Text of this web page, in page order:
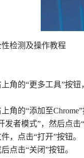
检测及操作教程
角的“更多工具”按钮
角的“添加至Chrome”
发者模式”，然后点击
，点击“打开”按钮。
点击“关闭”按钮。